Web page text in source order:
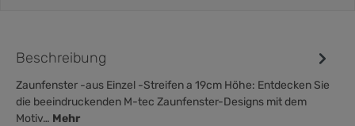
Beschreibung
Zaunfenster -aus Einzel -Streifen a 19cm Höhe: Entdecken Sie
die beeindruckenden M-tec Zaunfenster-Designs mit dem
Motiv… Mehr